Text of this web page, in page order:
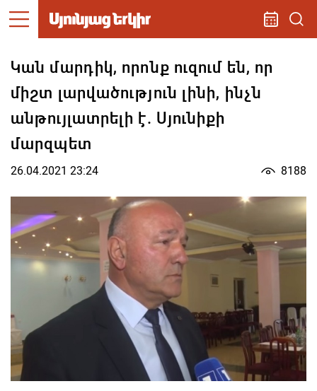
Կան մարդիկ, որոնք ուզում են, որ
միշտ լարվածություն լինի, ինչն
անթույլատրելի է. Սյունիքի
մարզպետ
26.04.2021 23:24 8188